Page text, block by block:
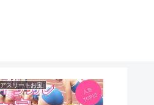
アスリートお宝